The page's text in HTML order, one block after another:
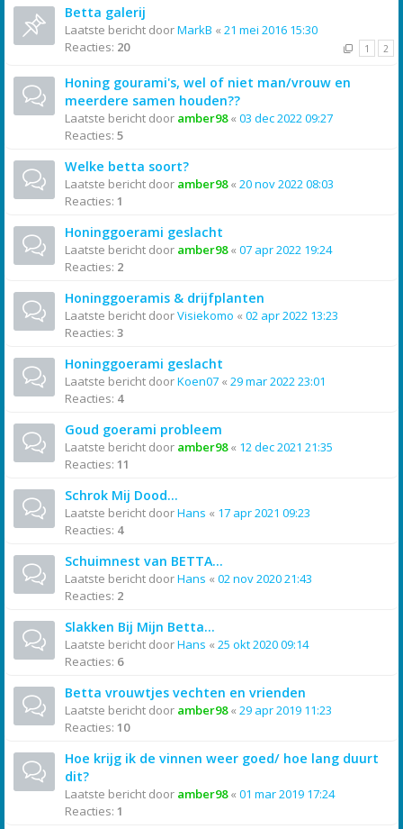
Betta galerij
Laatste bericht doorMarkB « 21 mei 2016 15:30
Reacties: 20 1 2
Honing gourami's, wel of niet man/vrouw en
meerdere samen houden??
Laatste bericht door amber98« 03 dec 2022 09:27
Reacties: 5
Welke betta soort?
Laatste bericht door amber98« 20 nov 2022 08:03
Reacties: 1
Honinggoerami geslacht
Laatste bericht door amber98« 07 apr 2022 19:24
Reacties: 2
Honinggoeramis & drijfplanten
Laatste bericht doorVisiekomo « 02 apr 2022 13:23
Reacties: 3
Honinggoerami geslacht
Laatste bericht doorKoen07 « 29 mar 2022 23:01
Reacties: 4
Goud goerami probleem
Laatste bericht door amber98« 12 dec 2021 21:35
Reacties: 11
Schrok Mij Dood...
Laatste bericht doorHans « 17 apr 2021 09:23
Reacties: 4
Schuimnest van BETTA...
Laatste bericht doorHans « 02 nov 2020 21:43
Reacties: 2
Slakken Bij Mijn Betta...
Laatste bericht doorHans « 25 okt 2020 09:14
Reacties: 6
Betta vrouwtjes vechten en vrienden
Laatste bericht door amber98« 29 apr 2019 11:23
Reacties: 10
Hoe krijg ik de vinnen weer goed/ hoe lang duurt
dit?
Laatste bericht door amber98« 01 mar 2019 17:24
Reacties: 1